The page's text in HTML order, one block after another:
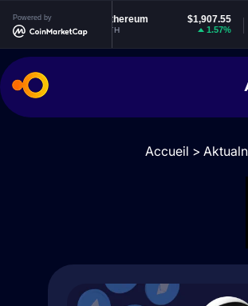
Powered byEthereum $1,907.55
ETH
Neo
NEO
Accueil >